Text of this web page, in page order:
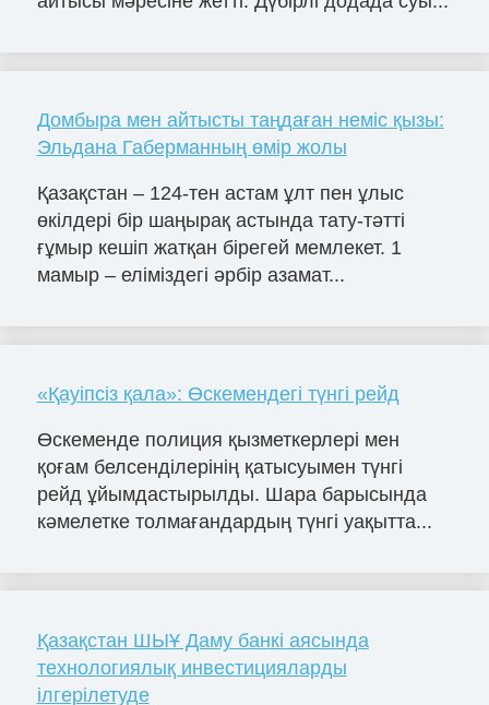
Домбыра мен айтысты таңдаған неміс қызы:
Эльдана Габерманның өмір жолы
Қазақстан – 124-тен астам ұлт пен ұлыс
өкілдері бір шаңырақ астында тату-тәтті
ғұмыр кешіп жатқан бірегей мемлекет. 1
мамыр – еліміздегі әрбір азамат...
«Қауіпсіз қала»: Өскемендегі түнгі рейд
Өскеменде полиция қызметкерлері мен
қоғам белсенділерінің қатысуымен түнгі
рейд ұйымдастырылды. Шара барысында
кәмелетке толмағандардың түнгі уақытта...
Қазақстан ШЫҰ Даму банкі аясында
технологиялық инвестицияларды
ілгерілетуде